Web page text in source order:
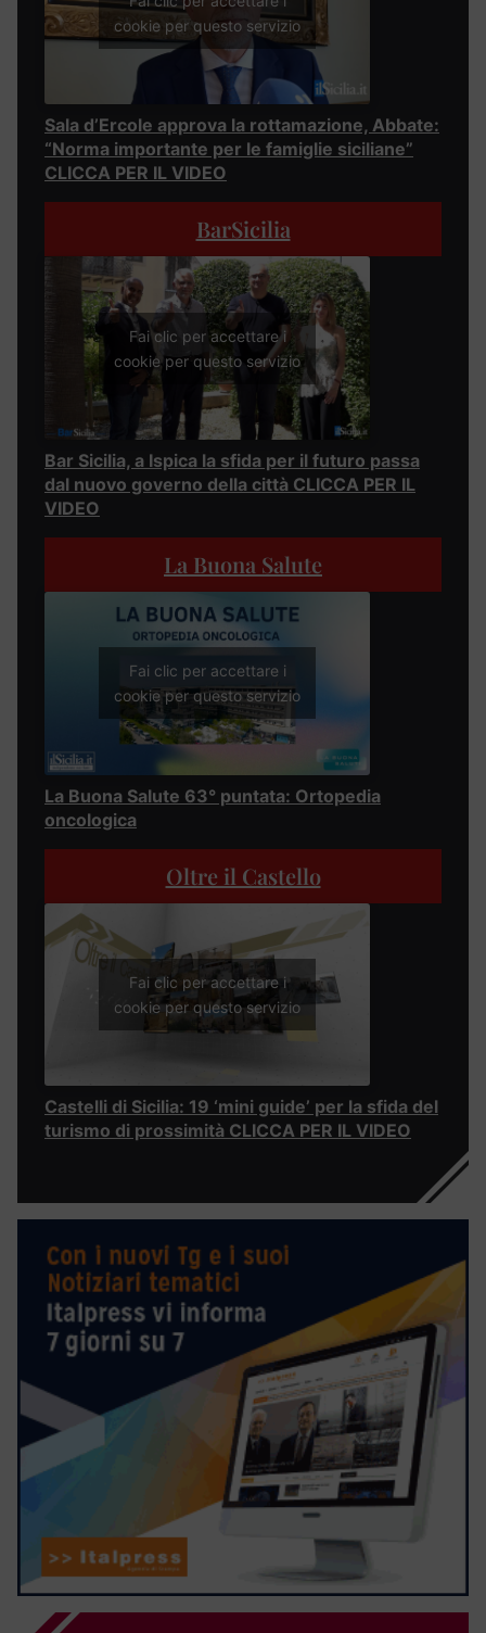
cookie per questo servizio
Sala d’Ercole approva la rottamazione, Abbate:
“Norma importante per le famiglie siciliane”
CLICCA PER IL VIDEO
BarSicilia
Fai clic per accettare i
cookie per questo servizio
Bar Sicilia, a Ispica la sfida per il futuro passa
dal nuovo governo della città CLICCA PER IL
VIDEO
La Buona Salute
Fai clic per accettare i
cookie per questo servizio
La Buona Salute 63° puntata: Ortopedia
oncologica
Oltre il Castello
Fai clic per accettare i
cookie per questo servizio
Castelli di Sicilia: 19 ‘mini guide’ per la sfida del
turismo di prossimità CLICCA PER IL VIDEO